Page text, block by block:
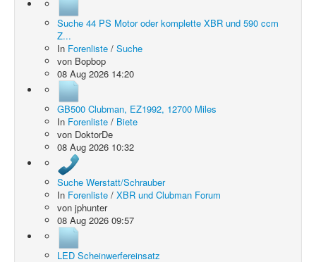
Suche 44 PS Motor oder komplette XBR und 590 ccm
Z...
In Forenliste / Suche
von Bopbop
08 Aug 2026 14:20
GB500 Clubman, EZ1992, 12700 Miles
In Forenliste / Biete
von DoktorDe
08 Aug 2026 10:32
Suche Werstatt/Schrauber
In Forenliste / XBR und Clubman Forum
von jphunter
08 Aug 2026 09:57
LED Scheinwerfereinsatz